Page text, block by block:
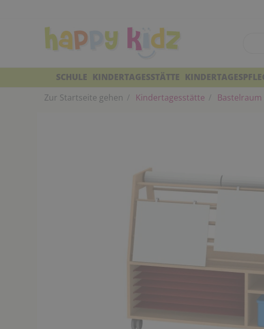
SCHULE KINDERTAGESSTÄTTE
Zur Startseite gehen
Kindertagesstätte